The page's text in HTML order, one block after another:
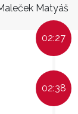
Matyáš
02:27
02:38